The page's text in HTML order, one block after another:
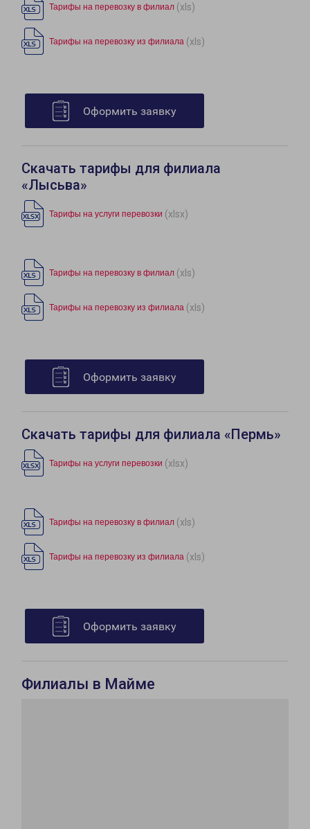
Тарифы на перевозку в филиал (xls)
Тарифы на перевозку из филиала (xls)
Оформить заявку
Скачать тарифы для филиала
«Лысьва»
Тарифы на услуги перевозки (xlsx)
Тарифы на перевозку в филиал (xls)
Тарифы на перевозку из филиала (xls)
Оформить заявку
Скачать тарифы для филиала «Пермь»
Тарифы на услуги перевозки (xlsx)
Тарифы на перевозку в филиал (xls)
Тарифы на перевозку из филиала (xls)
Оформить заявку
Филиалы в Майме